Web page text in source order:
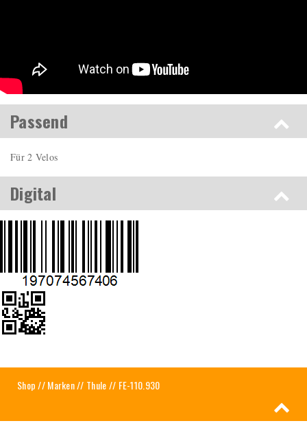
Passend
Für 2 Velos
Digital
Shop//Marken// Thule// FE-110.930